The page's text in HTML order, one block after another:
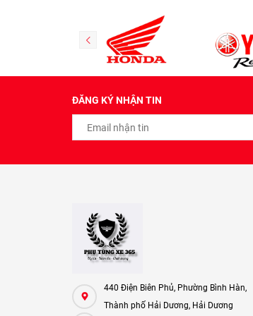
ĐĂNG KÝ NHẬN TIN
440 Điện Biên Phủ, Phường Bình Hàn,
Thành phố Hải Dương, Hải Dương